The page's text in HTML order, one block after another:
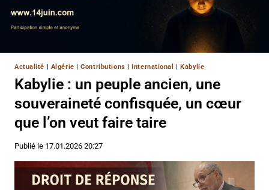
Actualité | Algérie |Contributions |International |Kabylie
Kabylie : un peuple ancien, une
souveraineté confisquée, un cœur
que l’on veut faire taire
Publié le 17.01.2026 20:27